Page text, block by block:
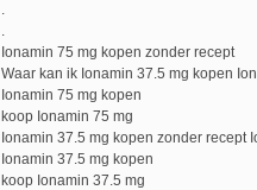
.
.
Ionamin 75 mg kopen zonder recept
Waar kan ik Ionamin 37.5 mg kopen
Ionamin 75 mg kopen
koop Ionamin 75 mg
Ionamin 37.5 mg kopen zonder recept
Ionamin 37.5 mg kopen
koop Ionamin 37.5 mg